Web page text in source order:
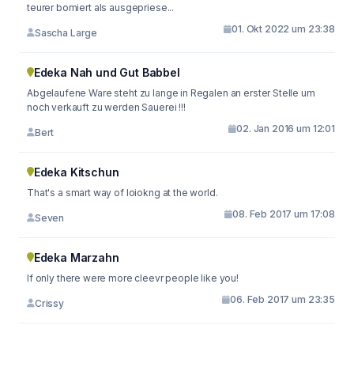
teurer bomiert als ausgepriese...
Sascha Large 01. Okt 2022 um 23:38
Edeka Nah und Gut Babbel
Abgelaufene Ware steht zu lange in Regalen an erster Stelle um
noch verkauft zu werden Sauerei !!!
Bert 02. Jan 2016 um 12:01
Edeka Kitschun
That's a smart way of loiokng at the world.
Seven 08. Feb 2017 um 17:08
Edeka Marzahn
If only there were more cleevr people like you!
Crissy 06. Feb 2017 um 23:35